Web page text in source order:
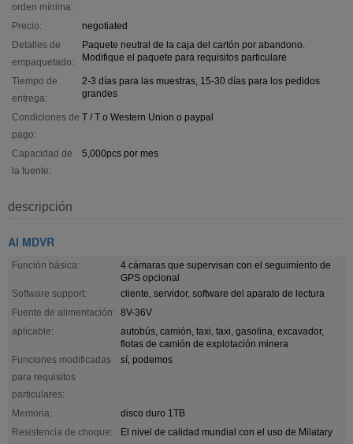
orden mínima:
Precio:
negotiated
Detalles de
empaquetado:
Paquete neutral de la caja del cartón por abandono.
Modifique el paquete para requisitos particulare
Tiempo de
entrega:
2-3 días para las muestras, 15-30 días para los pedidos
grandes
Condiciones de
pago:
T / T o Western Union o paypal
Capacidad de
la fuente:
5,000pcs por mes
descripción
AI MDVR
Función básica:
4 cámaras que supervisan con el seguimiento de
GPS opcional
Software support:
cliente, servidor, software del aparato de lectura
Fuente de alimentación: 8V-36V
aplicable:
autobús, camión, taxi, taxi, gasolina, excavador,
flotas de camión de explotación minera
Funciones modificadas
para requisitos
particulares:
sí, podemos
Memoria:
disco duro 1TB
Resistencia de choque:
El nivel de calidad mundial con el uso de Milatary